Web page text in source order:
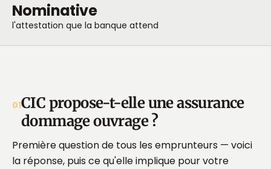
Nominative
l'attestation que la banque attend
01CIC propose-t-elle une assurance
dommage ouvrage ?
Première question de tous les emprunteurs — voici
la réponse, puis ce qu'elle implique pour votre